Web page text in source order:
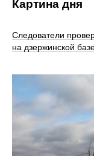
Картина дня
Следователи
на дзержинской